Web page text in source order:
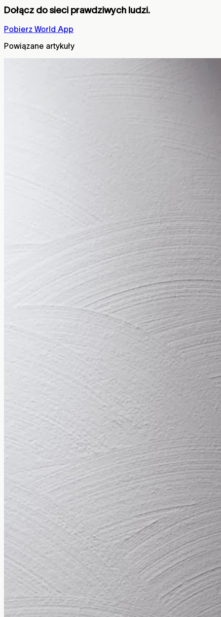
Dołącz do sieci prawdziwych ludzi.
Pobierz World App
Powiązane artykuły